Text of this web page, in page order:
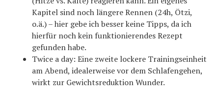
Kapitel sind noch längere Rennen (24h, Ötzi,
o.ä.) – hier gebe ich besser keine Tipps, da ich
hierfür noch kein funktionierendes Rezept
gefunden habe.
Twice a day: Eine zweite lockere Trainingseinheit
am Abend, idealerweise vor dem Schlafengehen,
wirkt zur Gewichtsreduktion Wunder.